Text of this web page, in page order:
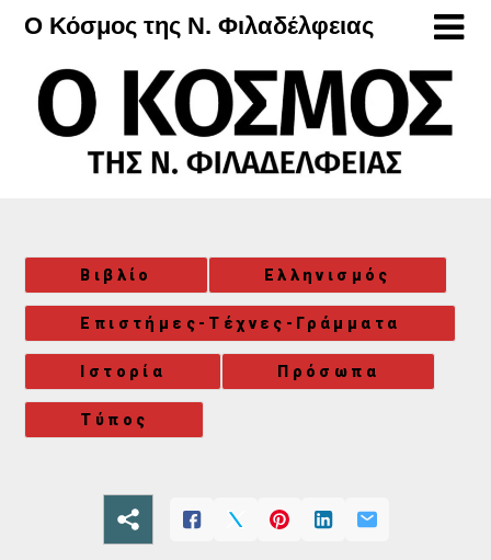
Μετάβαση
περιεχόμενο
Ο Κόσμος της Ν. Φιλαδέλφειας
Βιβλίο Ελληνισμός
Επιστήμες-Τέχνες-Γράμματα
Ιστορία Πρόσωπα
Τύπος